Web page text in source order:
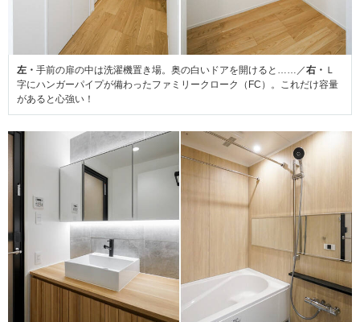
左・ 手前の扉の中は洗濯機置き場。奥の白いドアを開けると……／右・ Ｌ
字にハンガーパイプが備わったファミリークローク（FC）。これだけ容量
があると心強い！